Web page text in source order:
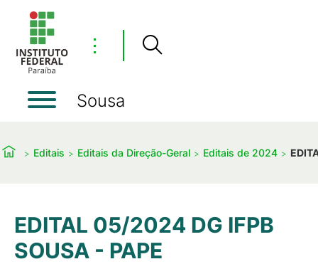
⋮
Sousa
Editais Editais da Direção-Geral Editais de 2024
EDITAL 05/2024 DG IFPB
SOUSA - PAPE